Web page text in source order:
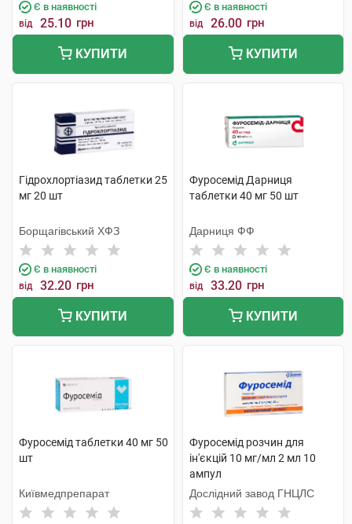
Є в наявності
від 25.10 грн
КУПИТИ
Є в наявності
від 26.00 грн
КУПИТИ
Гідрохлортіазид таблетки 25
мг 20 шт
Борщагівський ХФЗ
Є в наявності
від 32.20 грн
КУПИТИ
Фуросемід Дарниця
таблетки 40 мг 50 шт
Дарниця ФФ
Є в наявності
від 33.20 грн
КУПИТИ
Фуросемід таблетки 40 мг 50
шт
Київмедпрепарат
Фуросемід розчин для
ін'єкцій 10 мг/мл 2 мл 10
ампул
Дослідний завод ГНЦЛС